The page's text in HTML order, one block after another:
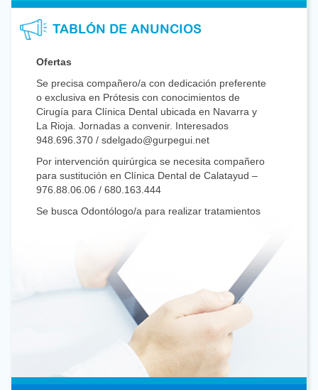
TABLÓN DE ANUNCIOS
Ofertas
Se precisa compañero/a con dedicación preferente
o exclusiva en Prótesis con conocimientos de
Cirugía para Clínica Dental ubicada en Navarra y
La Rioja. Jornadas a convenir. Interesados
948.696.370 / sdelgado@gurpegui.net
Por intervención quirúrgica se necesita compañero
para sustitución en Clínica Dental de Calatayud –
976.88.06.06 / 680.163.444
Se busca Odontólogo/a para realizar tratamientos
Interesados: afuentesrami@dentistasaragon.com /
619768543
Se busca compañero/a con dedicación preferente
o exclusiva en Ortodoncia invisible, Ortodoncia
interceptiva y microtornillos, con experiencia, para
trabajar en Alcañiz (Teruel). Interesados, llamar o
enviar WhatsApp al 670 40 34 01